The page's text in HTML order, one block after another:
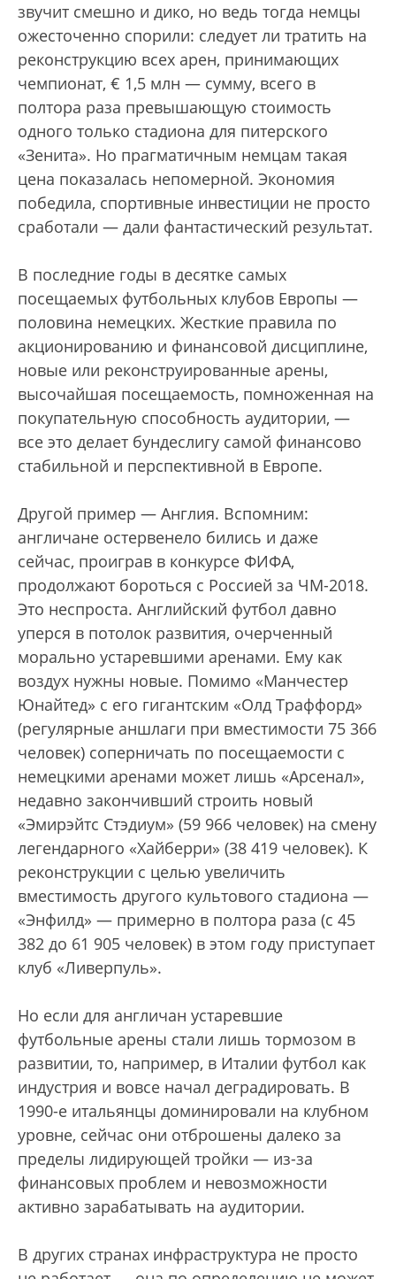
звучит смешно и дико, но ведь тогда немцы
ожесточенно спорили: следует ли тратить на
реконструкцию всех арен, принимающих
чемпионат, € 1,5 млн — сумму, всего в
полтора раза превышающую стоимость
одного только стадиона для питерского
«Зенита». Но прагматичным немцам такая
цена показалась непомерной. Экономия
победила, спортивные инвестиции не просто
сработали — дали фантастический результат.
В последние годы в десятке самых
посещаемых футбольных клубов Европы —
половина немецких. Жесткие правила по
акционированию и финансовой дисциплине,
новые или реконструированные арены,
высочайшая посещаемость, помноженная на
покупательную способность аудитории, —
все это делает бундеслигу самой финансово
стабильной и перспективной в Европе.
Другой пример — Англия. Вспомним:
англичане остервенело бились и даже
сейчас, проиграв в конкурсе ФИФА,
продолжают бороться с Россией за ЧМ-2018.
Это неспроста. Английский футбол давно
уперся в потолок развития, очерченный
морально устаревшими аренами. Ему как
воздух нужны новые. Помимо «Манчестер
Юнайтед» с его гигантским «Олд Траффорд»
(регулярные аншлаги при вместимости 75 366
человек) соперничать по посещаемости с
немецкими аренами может лишь «Арсенал»,
недавно закончивший строить новый
«Эмирэйтс Стэдиум» (59 966 человек) на смену
легендарного «Хайберри» (38 419 человек). К
реконструкции с целью увеличить
вместимость другого культового стадиона —
«Энфилд» — примерно в полтора раза (с 45
382 до 61 905 человек) в этом году приступает
клуб «Ливерпуль».
Но если для англичан устаревшие
футбольные арены стали лишь тормозом в
развитии, то, например, в Италии футбол как
индустрия и вовсе начал деградировать. В
1990-е итальянцы доминировали на клубном
уровне, сейчас они отброшены далеко за
пределы лидирующей тройки — из-за
финансовых проблем и невозможности
активно зарабатывать на аудитории.
В других странах инфраструктура не просто